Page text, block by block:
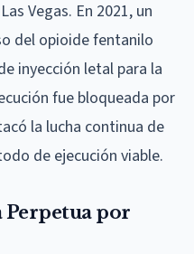
Vegas. En 2021, un
del opioide fentanilo
inyección letal para la
fue bloqueada por
la lucha continua de
de ejecución viable.
Perpetua por